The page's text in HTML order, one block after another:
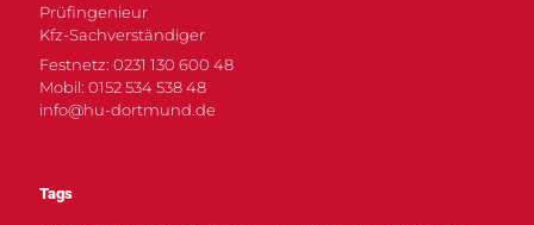
Prüfingenieur
Kfz-Sachverständiger
Festnetz: 0231 130 600 48
Mobil: 0152 534 538 48
info@hu-dortmund.de
Tags